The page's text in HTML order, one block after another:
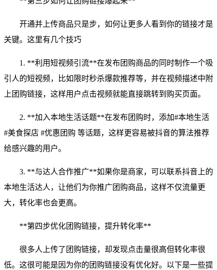
开通并上传商品只是步，如何让更多人看到你的链接才是
关键。这里有几个技巧
1. **利用短视频引流**在发布团购商品的同时制作一个吸
引人的短视频，比如限时秒杀爆款推荐等，并在视频描述中附
上团购链接，这样用户点击视频就能直接跳转到购买页面。
2. **加入本地生活话题**在发布团购时，添加#本地生活
#美食探店 #优惠团购 等话题，这样更容易被抖音的算法推荐
给感兴趣的用户。
3. **与达人合作推广**如果你是商家，可以联系抖音上的
本地生活达人，让他们为你推广团购商品，这样不仅流量更
大，转化率也会更高。
**第四步优化团购链接，提升转化率**
很多人上传了团购链接，却发现点击量很高但转化率很
低。这很可能是因为你的团购链接没有优化好。以下是一些提